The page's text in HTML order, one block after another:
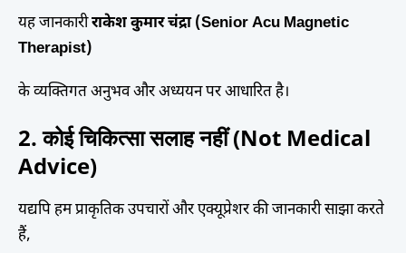
यह जानकारीराकेश कुमार चंद्रा (Senior Acu Magnetic
Therapist)
के व्यक्तिगत अनुभव और अध्ययन पर आधारित है।
2. कोई चिकित्सा सलाह नहीं (Not Medical
Advice)
यद्यपि हम प्राकृतिक उपचारों और एक्यूप्रेशर की जानकारी साझा करते
हैं,